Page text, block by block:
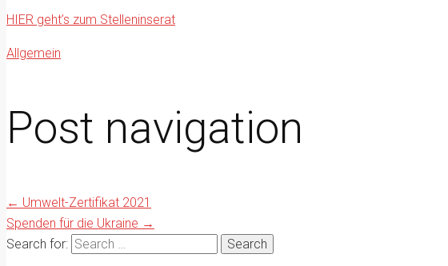
HIER geht’s zum Stelleninserat
Allgemein
Post navigation
← Umwelt-Zertifikat 2021
Spenden für die Ukraine →
Search for: